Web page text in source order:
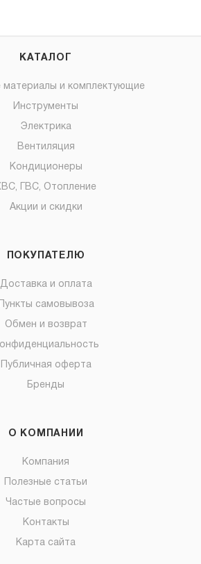
КАТАЛОГ
материалы и комплектующие
Инструменты
Электрика
Вентиляция
Кондиционеры
ГВС, Отопление
Акции и скидки
ПОКУПАТЕЛЮ
Доставка и оплата
Пункты самовывоза
Обмен и возврат
Публичная оферта
Бренды
О КОМПАНИИ
Компания
Полезные статьи
Частые вопросы
Контакты
Карта сайта